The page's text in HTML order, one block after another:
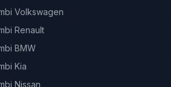
Volkswagen
Renault
BMW
Kia
Nissan